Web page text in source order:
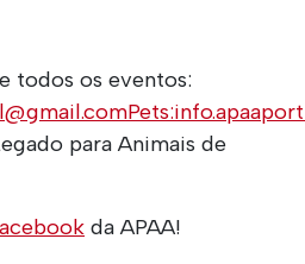
todos os eventos:
para Animais de
da APAA!